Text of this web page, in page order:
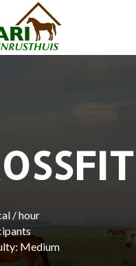
/ hour
Medium